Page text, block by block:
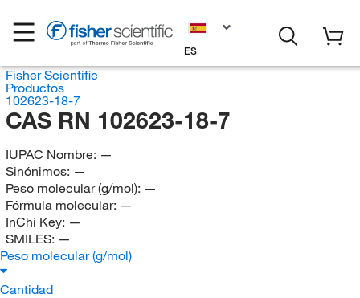
ES
Fisher Scientific
Productos
102623-18-7
CAS RN 102623-18-7
IUPAC Nombre: —
Sinónimos: —
Peso molecular (g/mol): —
Fórmula molecular: —
InChi Key: —
SMILES: —
Peso molecular (g/mol)
Cantidad